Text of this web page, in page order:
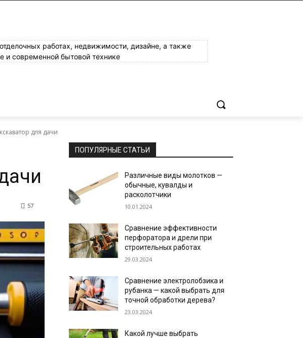
работах, недвижимости, дизайне, а также
и современной бытовой технике
для дачи
57
ПОПУЛЯРНЫЕ СТАТЬИ
Различные виды молотков —
обычные, кувалды и
расколотчики
10.01.2024
Сравнение эффективности
перфоратора и дрели при
строительных работах
29.03.2024
Сравнение электролобзика и
рубанка — какой выбрать для
точной обработки дерева?
23.03.2024
Какой лучше выбрать